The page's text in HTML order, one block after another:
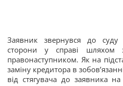
Заявник звернувся до
сторони у справі шляхом
правонаступником. Як на
заміну кредитора в
від стягувача до заявника